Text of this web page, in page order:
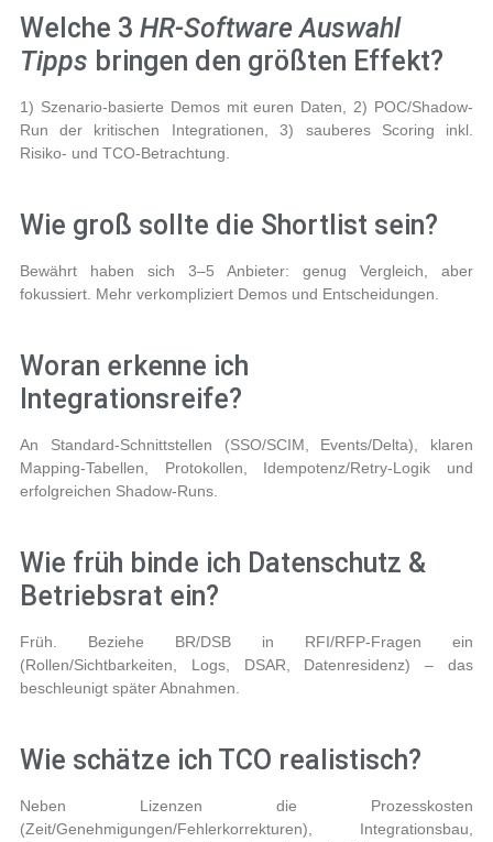
Welche 3 HR-Software Auswahl
Tipps bringen den größten Effekt?
1) Szenario-basierte Demos mit euren Daten, 2) POC/Shadow-
Run der kritischen Integrationen, 3) sauberes Scoring inkl.
Risiko- und TCO-Betrachtung.
Wie groß sollte die Shortlist sein?
Bewährt haben sich 3–5 Anbieter: genug Vergleich, aber
fokussiert. Mehr verkompliziert Demos und Entscheidungen.
Woran erkenne ich
Integrationsreife?
An Standard-Schnittstellen (SSO/SCIM, Events/Delta), klaren
Mapping-Tabellen, Protokollen, Idempotenz/Retry-Logik und
erfolgreichen Shadow-Runs.
Wie früh binde ich Datenschutz &
Betriebsrat ein?
Früh. Beziehe BR/DSB in RFI/RFP-Fragen ein
(Rollen/Sichtbarkeiten, Logs, DSAR, Datenresidenz) – das
beschleunigt später Abnahmen.
Wie schätze ich TCO realistisch?
Neben Lizenzen die Prozesskosten
(Zeit/Genehmigungen/Fehlerkorrekturen), Integrationsbau,